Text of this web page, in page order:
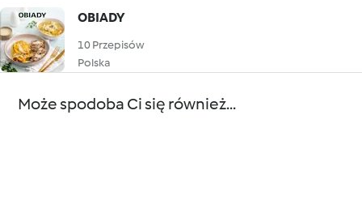
OBIADY
10 Przepisów
Polska
Może spodoba Ci się również...